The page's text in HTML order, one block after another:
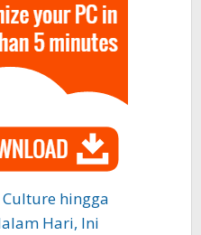
hingga
Hari, Ini